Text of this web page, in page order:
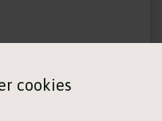
cookies
dyppet i nitrilgummi